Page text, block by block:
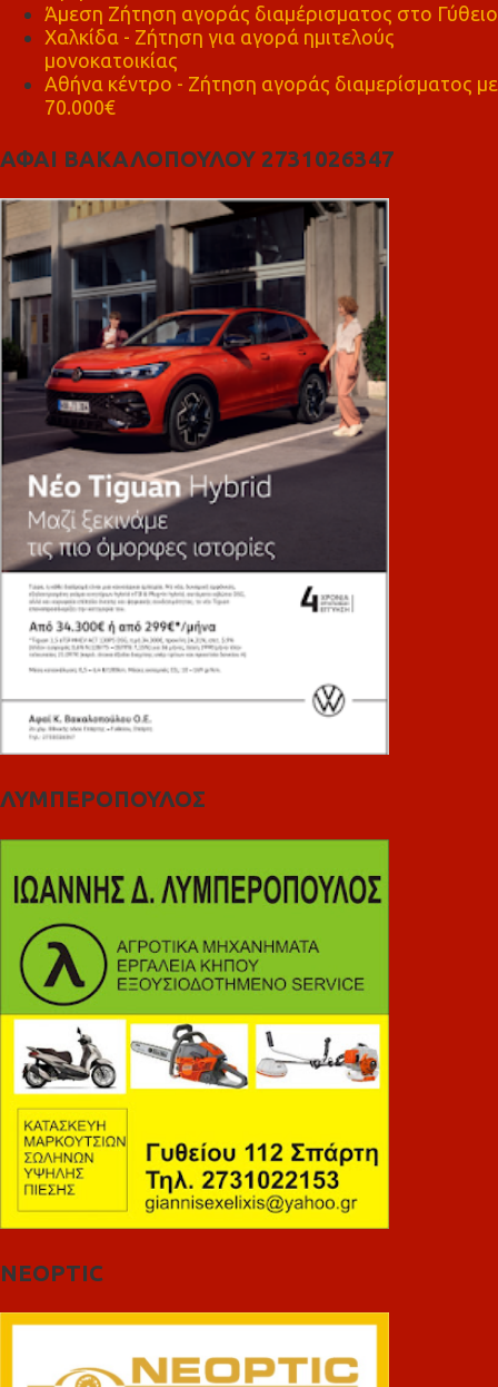
Άμεση Ζήτηση αγοράς διαμέρισματος στο Γύθειο
Χαλκίδα - Ζήτηση για αγορά ημιτελούς
μονοκατοικίας
Αθήνα κέντρο - Ζήτηση αγοράς διαμερίσματος με
70.000€
ΑΦΑΙ ΒΑΚΑΛΟΠΟΥΛΟΥ 2731026347
ΛΥΜΠΕΡΟΠΟΥΛΟΣ
NEOPTIC